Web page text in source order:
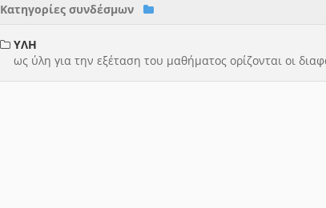
Κατηγορίες συνδέσμων
ΥΛΗ
ως ύλη για την εξέταση του μαθήματος ορίζονται οι